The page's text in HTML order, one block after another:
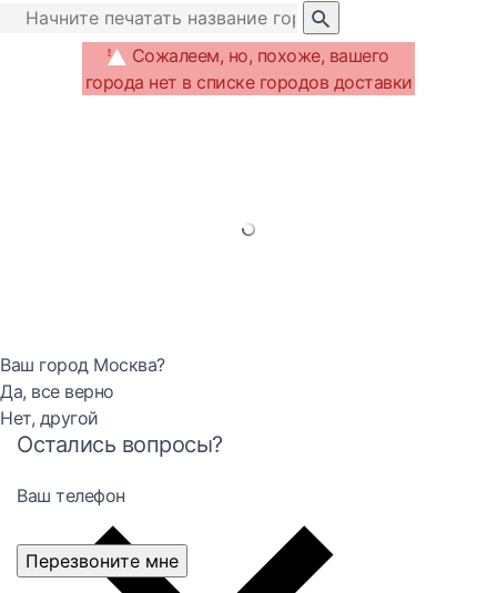
Сожалеем, но, похоже, вашего
города нет в списке городов доставки
Ваш город Москва?
Да, все верно
Нет, другой
Остались вопросы?
Ваш телефон
Перезвоните мне